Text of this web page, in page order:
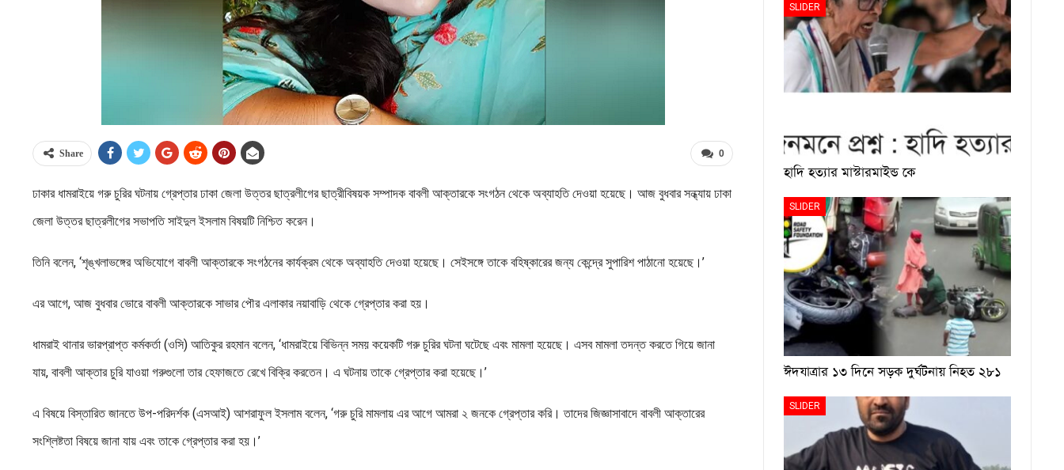
0
Share
ঢাকার ধামরাইয়ে গরু চুরির ঘটনায় গ্রেপ্তার ঢাকা জেলা উত্তর ছাত্রলীগের ছাত্রীবিষয়ক সম্পাদক বাবলী আক্তারকে সংগঠন থেকে অব্যাহতি দেওয়া হয়েছে। আজ বুধবার সন্ধ্যায় ঢাকা
জেলা উত্তর ছাত্রলীগের সভাপতি সাইদুল ইসলাম বিষয়টি নিশ্চিত করেন।
তিনি বলেন, ‘শৃঙ্খলাভঙ্গের অভিযোগে বাবলী আক্তারকে সংগঠনের কার্যক্রম থেকে অব্যাহতি দেওয়া হয়েছে। সেইসঙ্গে তাকে বহিষ্কারের জন্য কেন্দ্রে সুপারিশ পাঠানো হয়েছে।’
এর আগে, আজ বুধবার ভোরে বাবলী আক্তারকে সাভার পৌর এলাকার নয়াবাড়ি থেকে গ্রেপ্তার করা হয়।
ধামরাই থানার ভারপ্রাপ্ত কর্মকর্তা (ওসি) আতিকুর রহমান বলেন, ‘ধামরাইয়ে বিভিন্ন সময় কয়েকটি গরু চুরির ঘটনা ঘটেছে এবং মামলা হয়েছে। এসব মামলা তদন্ত করতে গিয়ে জানা
যায়, বাবলী আক্তার চুরি যাওয়া গরুগুলো তার হেফাজতে রেখে বিক্রি করতেন। এ ঘটনায় তাকে গ্রেপ্তার করা হয়েছে।’
এ বিষয়ে বিস্তারিত জানতে উপ-পরিদর্শক (এসআই) আশরাফুল ইসলাম বলেন, ‘গরু চুরি মামলায় এর আগে আমরা ২ জনকে গ্রেপ্তার করি। তাদের জিজ্ঞাসাবাদে বাবলী আক্তারের
সংশ্লিষ্টতা বিষয়ে জানা যায় এবং তাকে গ্রেপ্তার করা হয়।’
SLIDER
হাদি হত্যার মাস্টারমাইন্ড কে
SLIDER
ঈদযাত্রার ১৩ দিনে সড়ক দুর্ঘটনায় নিহত ২৮১
SLIDER